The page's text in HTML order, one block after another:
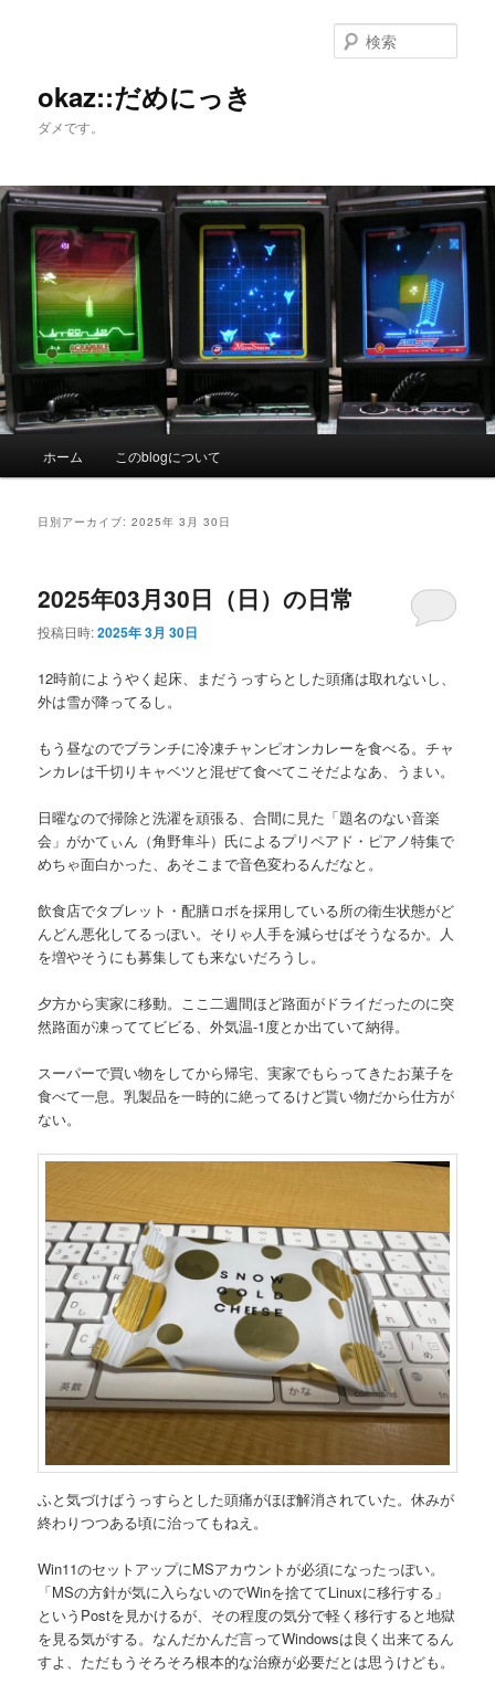
へ
移
移
動
okaz::だめにっき
ダメです。
索
ホーム このblogについて
日別アーカイブ:2025年 3月 30日
2025年03月30日（日）の日常
投稿日時:2025年 3月 30日
12時前にようやく起床、まだうっすらとした頭痛は取れないし、
外は雪が降ってるし。
もう昼なのでブランチに冷凍チャンピオンカレーを食べる。チャ
ンカレは千切りキャベツと混ぜて食べてこそだよなあ、うまい。
日曜なので掃除と洗濯を頑張る、合間に見た「題名のない音楽
会」がかてぃん（角野隼斗）氏によるプリペアド・ピアノ特集で
めちゃ面白かった、あそこまで音色変わるんだなと。
飲食店でタブレット・配膳ロボを採用している所の衛生状態がど
んどん悪化してるっぽい。そりゃ人手を減らせばそうなるか。人
を増やそうにも募集しても来ないだろうし。
夕方から実家に移動。ここ二週間ほど路面がドライだったのに突
然路面が凍っててビビる、外気温-1度とか出ていて納得。
スーパーで買い物をしてから帰宅、実家でもらってきたお菓子を
食べて一息。乳製品を一時的に絶ってるけど貰い物だから仕方が
ない。
ふと気づけばうっすらとした頭痛がほぼ解消されていた。休みが
終わりつつある頃に治ってもねえ。
Win11のセットアップにMSアカウントが必須になったっぽい。
「MSの方針が気に入らないのでWinを捨ててLinuxに移行する」
というPostを見かけるが、その程度の気分で軽く移行すると地獄
を見る気がする。なんだかんだ言ってWindowsは良く出来てるん
すよ、ただもうそろそろ根本的な治療が必要だとは思うけども。